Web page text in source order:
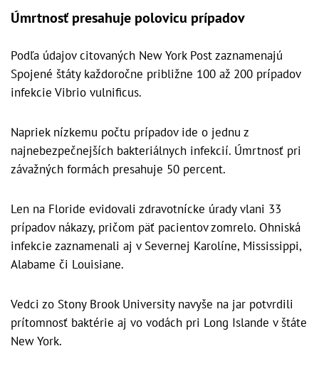
Úmrtnosť presahuje polovicu prípadov
Podľa údajov citovaných New York Post zaznamenajú
Spojené štáty každoročne približne 100 až 200 prípadov
infekcie Vibrio vulnificus.
Napriek nízkemu počtu prípadov ide o jednu z
najnebezpečnejších bakteriálnych infekcií. Úmrtnosť pri
závažných formách presahuje 50 percent.
Len na Floride evidovali zdravotnícke úrady vlani 33
prípadov nákazy, pričom päť pacientov zomrelo. Ohniská
infekcie zaznamenali aj v Severnej Karolíne, Mississippi,
Alabame či Louisiane.
Vedci zo Stony Brook University navyše na jar potvrdili
prítomnosť baktérie aj vo vodách pri Long Islande v štáte
New York.